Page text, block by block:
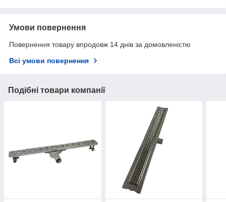
Умови повернення
Повернення товару впродовж 14 днів за домовленістю
Всі умови повернення
Подібні товари компанії